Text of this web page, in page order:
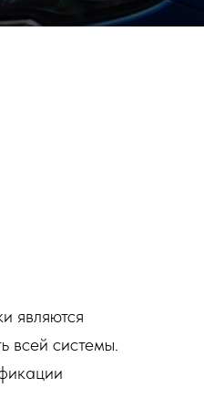
являются
всей системы.